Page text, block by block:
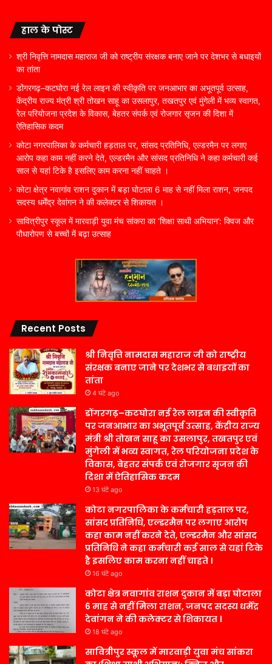
हाल के पोस्ट
श्री निवृत्ति नामदास महाराज जी को राष्ट्रीय संरक्षक बनाए जाने पर देशभर से बधाइयों
का तांता
डोंगरगढ़–कटघोरा नई रेल लाइन की स्वीकृति पर जनआभार का अभूतपूर्व उत्साह,
केंद्रीय राज्य मंत्री श्री तोखन साहू का उसलापुर, तखतपुर एवं मुंगेली में भव्य स्वागत,
रेल परियोजना प्रदेश के विकास, बेहतर संपर्क एवं रोजगार सृजन की दिशा में
ऐतिहासिक कदम
कोटा नगरपालिका के कर्मचारी हड़ताल पर, सांसद प्रतिनिधि, एल्डरमैन पर लगाए
आरोप कहा काम नहीं करने देते, एल्डरमैन और सांसद प्रतिनिधि ने कहा कर्मचारी कई
साल से यहां टिके है इसलिए काम करना नहीं चाहते ।
कोटा क्षेत्र नवागांव राशन दुकान में बड़ा घोटाला 6 माह से नहीं मिला राशन, जनपद
सदस्य धर्मेंद्र देवांगन ने की कलेक्टर से शिकायत ।
सावित्रीपुर स्कूल में मारवाड़ी युवा मंच सांकरा का ‘शिक्षा साथी अभियान’: क्विज और
पौधारोपण से बच्चों में बढ़ा उत्साह
Recent Posts
श्री निवृत्ति नामदास महाराज जी को राष्ट्रीय
संरक्षक बनाए जाने पर देशभर से बधाइयों का
तांता
4 घंटे ago
डोंगरगढ़–कटघोरा नई रेल लाइन की स्वीकृति
पर जनआभार का अभूतपूर्व उत्साह, केंद्रीय राज्य
मंत्री श्री तोखन साहू का उसलापुर, तखतपुर एवं
मुंगेली में भव्य स्वागत, रेल परियोजना प्रदेश के
विकास, बेहतर संपर्क एवं रोजगार सृजन की
दिशा में ऐतिहासिक कदम
13 घंटे ago
कोटा नगरपालिका के कर्मचारी हड़ताल पर,
सांसद प्रतिनिधि, एल्डरमैन पर लगाए आरोप
कहा काम नहीं करने देते, एल्डरमैन और सांसद
प्रतिनिधि ने कहा कर्मचारी कई साल से यहां टिके
है इसलिए काम करना नहीं चाहते ।
16 घंटे ago
कोटा क्षेत्र नवागांव राशन दुकान में बड़ा घोटाला
6 माह से नहीं मिला राशन, जनपद सदस्य धर्मेंद्र
देवांगन ने की कलेक्टर से शिकायत ।
18 घंटे ago
सावित्रीपुर स्कूल में मारवाड़ी युवा मंच सांकरा